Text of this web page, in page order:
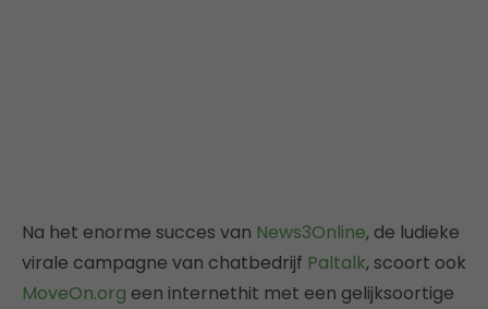
Na het enorme succes van News3Online, de ludieke
virale campagne van chatbedrijf Paltalk, scoort ook
MoveOn.org een internethit met een gelijksoortige